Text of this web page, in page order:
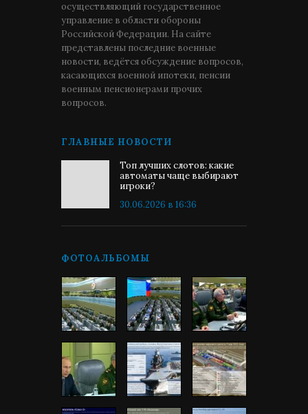
осуществляющий государственное
управление в области обороны
Российской Федерации. На сайте
представлены последние военные
новости, ведётся обсуждение вопросов,
касающихся военной ипотеки, пенсии
военным пенсионерами прочих
вопросов.
ГЛАВНЫЕ НОВОСТИ
Топ лучших слотов: какие
автоматы чаще выбирают
игроки?
30.06.2026 в 16:36
ФОТОАЛЬБОМЫ